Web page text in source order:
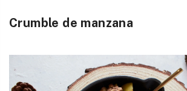
Crumble de manzana